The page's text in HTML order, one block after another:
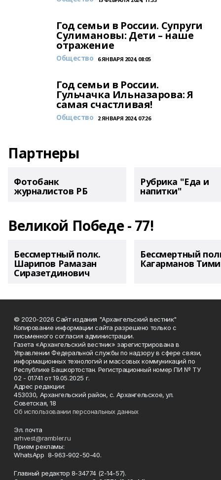
Год семьи в России. Супруги
Сулимановы: Дети – наше
отражение
Общество 6 ЯНВАРЯ 2024, 08:05
Год семьи в России.
Гульчачка Ильназарова: Я
самая счастливая!
Общество 2 ЯНВАРЯ 2024, 07:26
Партнеры
Фотобанк
журналистов РБ
Рубрика "Еда и
напитки"
Великой Победе - 77!
Бессмертный полк.
Шарипов Рамазан
Сиразетдинович
Бессмертный
Кагарманов
© 2020-2026 Сайт издания "Архангельский вестник"
Копирование информации сайта разрешено только с
письменного согласия администрации.
Газета «Архангельский вестник» зарегистрирована в
Управлении Федеральной службы по надзору в сфере связи,
информационных технологий и массовых коммуникаций по
Республике Башкортостан. Регистрационный номер ПИ № ТУ
02 - 01741 от 19.05.2025 г.
Адрес редакции:
453030, Архангельский район, с. Архангельское, ул.
Советская, 18
Об использовании персональных данных
Эл. почта
arhvest@rambler.ru
Прием рекламы:
WhatsApp 8-963-902-50-40.
Главный редактор 8-34774 (2-14-57).